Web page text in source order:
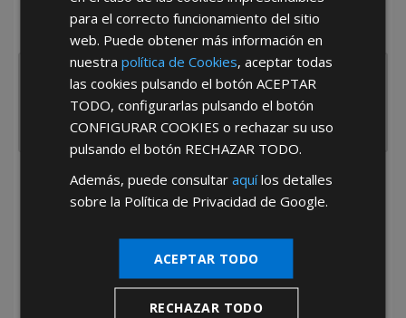
¿De dónde es la empresa?
España
Portugal Otros
He leído y acepto laPolítica de Privacidad
para el correcto funcionamiento del sitio
web. Puede obtener más información en
nuestrapolítica de Cookies, aceptar todas
las cookies pulsando el botónACEPTAR
TODO, configurarlas pulsando el botón
CONFIGURAR COOKIES o rechazar su uso
pulsando el botón RECHAZAR TODO.
Además, puede consultaraquílos detalles
sobre la Política de Privacidad de Google.
ACEPTAR TODO
RECHAZAR TODO